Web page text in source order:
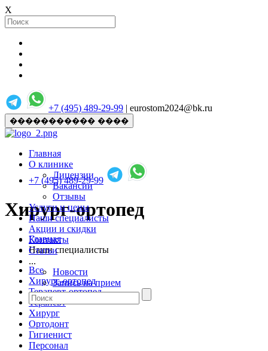
X
+7 (495) 489-29-99 | eurostom2024@bk.ru
����������� ����
Главная
О клинике
Лицензии
Вакансии
Отзывы
Услуги и цены
Наши специалисты
Акции и скидки
Контакты
Статьи
...
Новости
Запись на прием
+7 (495) 489-29-99
Хирург-ортопед
Главная
Наши специалисты
Все
Хирург-ортопед
Терапевт-ортопед
Терапевт
Хирург
Ортодонт
Гигиенист
Персонал